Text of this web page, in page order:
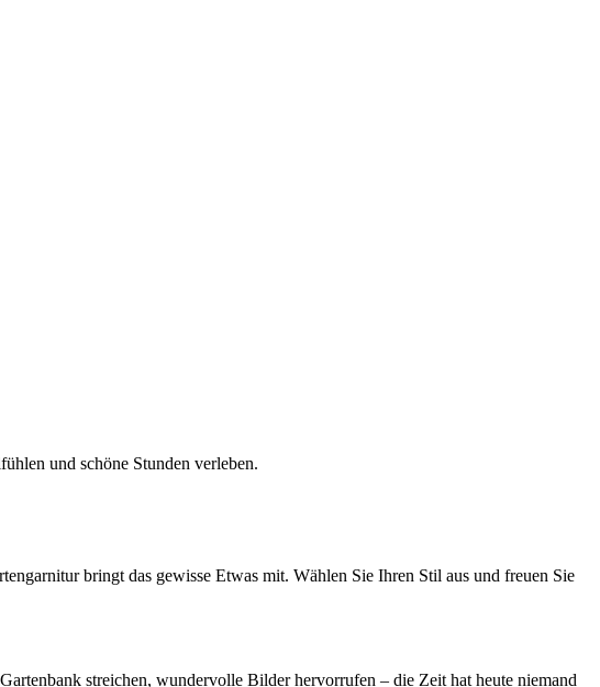
und schöne Stunden verleben.
bringt das gewisse Etwas mit. Wählen Sie Ihren Stil aus und freuen Sie
streichen, wundervolle Bilder hervorrufen – die Zeit hat heute niemand